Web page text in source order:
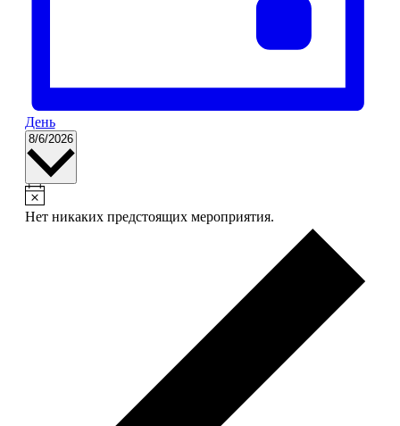
День
8/6/2026 Выбрать
Нет никаких предстоящих мероприятия.